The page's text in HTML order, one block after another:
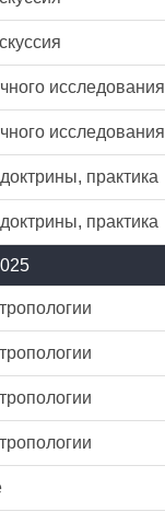
исследования
исследования
практика
практика